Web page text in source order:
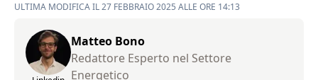
ULTIMA MODIFICA IL 27 FEBBRAIO 2025 ALLE ORE 14:13
Matteo Bono
Redattore Esperto nel Settore
Energetico